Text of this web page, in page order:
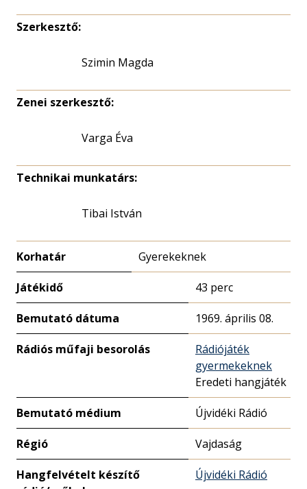
Szerkesztő:
Szimin Magda
Zenei szerkesztő:
Varga Éva
Technikai munkatárs:
Tibai István
Korhatár Gyerekeknek
Játékidő 43 perc
Bemutató dátuma 1969. április 08.
Rádiós műfaji besorolás
Rádiójáték
gyermekeknek
Eredeti hangjáték
Bemutató médium Újvidéki Rádió
Régió Vajdaság
Hangfelvételt készítő
Újvidéki Rádió